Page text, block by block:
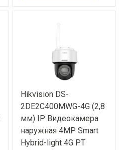
Hikvision DS-
2DE2C400MWG-4G (2,8
мм) IP Видеокамера
наружная 4MP Smart
Hybrid-light 4G PT